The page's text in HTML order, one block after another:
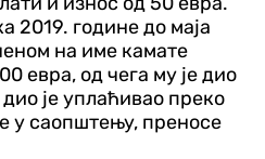
2019. године до маја
на име камате
евра, од чега му је дио
је уплаћивао преко
у саопштењу, преносе